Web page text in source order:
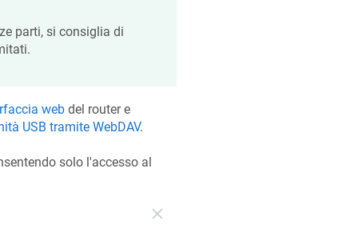
parti, si consiglia di
webdel router e
USB tramite WebDAV.
solo l'accesso al